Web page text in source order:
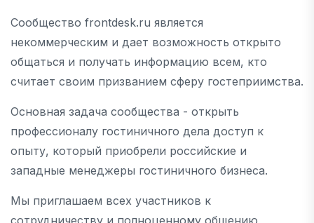
Сообщество frontdesk.ru является
некоммерческим и дает возможность открыто
общаться и получать информацию всем, кто
считает своим призванием сферу гостеприимства.
Основная задача сообщества - открыть
профессионалу гостиничного дела доступ к
опыту, который приобрели российские и
западные менеджеры гостиничного бизнеса.
Мы приглашаем всех участников к
сотрудничеству и полноценному общению.